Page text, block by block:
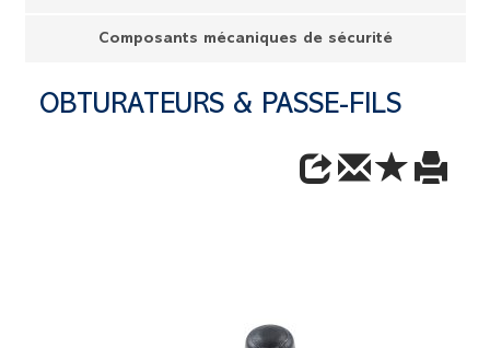
Composants mécaniques de sécurité
OBTURATEURS & PASSE-FILS